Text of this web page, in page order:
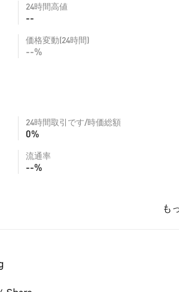
24時間高値
--
価格変動(24時間)
--%
24時間取引です/時価総額
0%
流通率
--%
も